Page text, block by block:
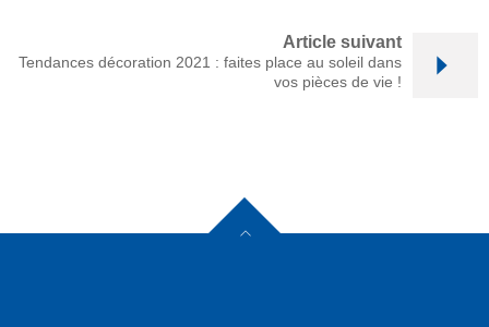
Article suivant
Tendances décoration 2021 : faites place au soleil dans
vos pièces de vie !